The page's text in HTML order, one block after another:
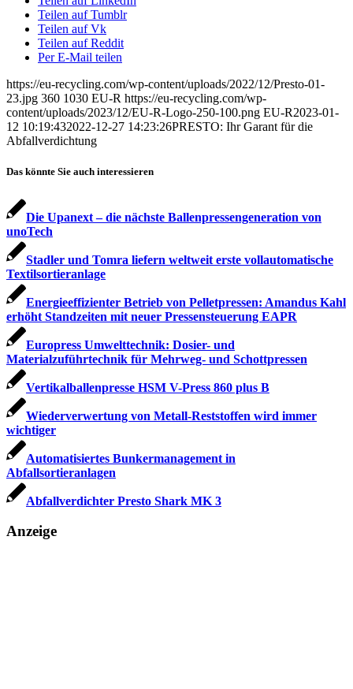
Teilen auf Tumblr
Teilen auf Vk
Teilen auf Reddit
Per E-Mail teilen
https://eu-recycling.com/wp-content/uploads/2022/12/Presto-01-
23.jpg 360 1030 EU-R https://eu-recycling.com/wp-
content/uploads/2023/12/EU-R-Logo-250-100.png EU-R2023-01-
12 10:19:432022-12-27 14:23:26PRESTO: Ihr Garant für die
Abfallverdichtung
Das könnte Sie auch interessieren
Die Upanext – die nächste Ballenpressen­generation von
unoTech
Stadler und Tomra liefern weltweit erste vollautomatische
Textilsortieranlage
Energieeffizienter Betrieb von Pelletpressen: Amandus Kahl
erhöht Standzeiten mit neuer Pressensteuerung EAPR
Europress Umwelttechnik: Dosier- und
Materialzuführtechnik für Mehrweg- und Schottpressen
Vertikalballenpresse HSM V-Press 860 plus B
Wiederverwertung von Metall-Reststoffen wird immer
wichtiger
Automatisiertes Bunkermanagement in
Abfallsortieranlagen
Abfallverdichter Presto Shark MK 3
Anzeige